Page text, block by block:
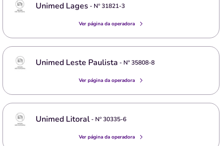
Unimed Lages - Nº31821-3
Ver página da operadora
Unimed Leste Paulista - Nº35808-8
Ver página da operadora
Unimed Litoral- Nº30335-6
Ver página da operadora